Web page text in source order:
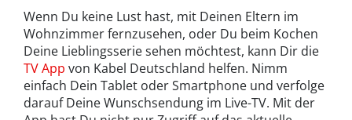
Wenn Du keine Lust hast, mit Deinen Eltern im
Wohnzimmer fernzusehen, oder Du beim Kochen
Deine Lieblingsserie sehen möchtest, kann Dir die
TV App von Kabel Deutschland helfen. Nimm
einfach Dein Tablet oder Smartphone und verfolge
darauf Deine Wunschsendung im Live-TV. Mit der